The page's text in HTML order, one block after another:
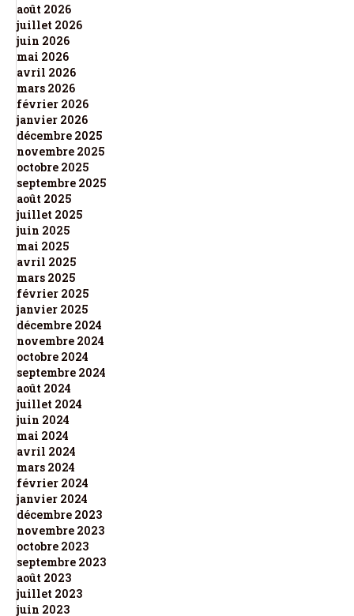
août 2026
juillet 2026
juin 2026
mai 2026
avril 2026
mars 2026
février 2026
janvier 2026
décembre 2025
novembre 2025
octobre 2025
septembre 2025
août 2025
juillet 2025
juin 2025
mai 2025
avril 2025
mars 2025
février 2025
janvier 2025
décembre 2024
novembre 2024
octobre 2024
septembre 2024
août 2024
juillet 2024
juin 2024
mai 2024
avril 2024
mars 2024
février 2024
janvier 2024
décembre 2023
novembre 2023
octobre 2023
septembre 2023
août 2023
juillet 2023
juin 2023